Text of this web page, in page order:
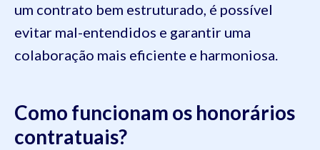
um contrato bem estruturado, é possível
evitar mal-entendidos e garantir uma
colaboração mais eficiente e harmoniosa.
Como funcionam os honorários
contratuais?